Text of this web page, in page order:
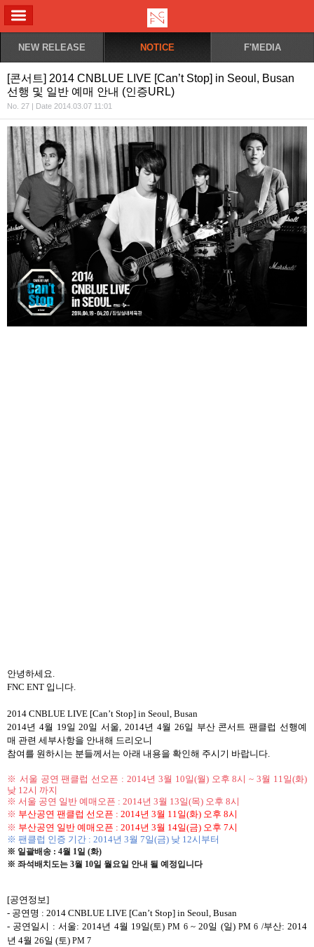
NEW RELEASE NOTICE F'MEDIA
[콘서트] 2014 CNBLUE LIVE [Can’t Stop] in Seoul, Busan
선행 및 일반 예매 안내 (인증URL)
No. 27 | Date 2014.03.07 11:01
안녕하세요.
FNC ENT 입니다.
2014 CNBLUE LIVE [Can’t Stop] in Seoul, Busan
2014년 4월 19일 20일 서울, 2014년 4월 26일 부산 콘서트 팬클럽 선행예
매 관련 세부사항을 안내해 드리오니
참여를 원하시는 분들께서는 아래 내용을 확인해 주시기 바랍니다.
※ 서울 공연 팬클럽 선오픈 : 2014년 3월 10일(월) 오후 8시 ~ 3월 11일(화)
낮 12시 까지
※ 서울 공연 일반 예매오픈 : 2014년 3월 13일(목) 오후 8시
※ 부산공연 팬클럽 선오픈 : 2014년 3월 11일(화) 오후 8시
※ 부산공연 일반 예매오픈 : 2014년 3월 14일(금) 오후 7시
※ 팬클럽 인증 기간 : 2014년 3월 7일(금) 낮 12시부터
※ 일괄배송 : 4월 1일 (화)
※ 좌석배치도는 3월 10일 월요일 안내 될 예정입니다
[공연정보]
- 공연명 : 2014 CNBLUE LIVE [Can’t Stop] in Seoul, Busan
- 공연일시 :서울: 2014년 4월 19일(토) PM 6~ 20일 (일)PM 6 /부산:2014
년 4월 26일 (토) PM 7